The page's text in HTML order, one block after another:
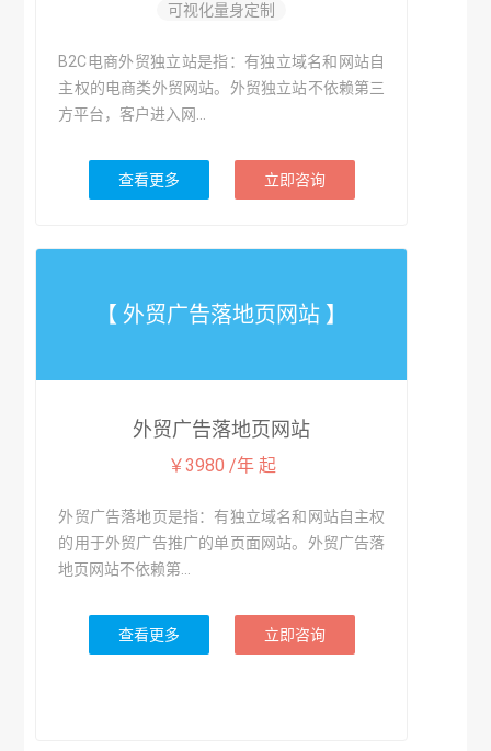
可视化量身定制
B2C电商外贸独立站是指：有独立域名和网站自
主权的电商类外贸网站。外贸独立站不依赖第三
方平台，客户进入网...
查看更多 立即咨询
【 外贸广告落地页网站 】
外贸广告落地页网站
￥3980 /年 起
外贸广告落地页是指：有独立域名和网站自主权
的用于外贸广告推广的单页面网站。外贸广告落
地页网站不依赖第...
查看更多 立即咨询